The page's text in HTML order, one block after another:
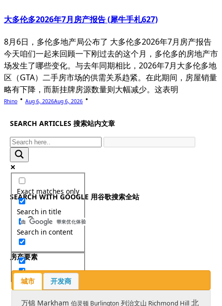
大多伦多2026年7月房产报告 (犀牛手札627)
8月6日，多伦多地产局公布了 大多伦多2026年7月房产报告
今天咱们一起来回顾一下刚过去的这个月，多伦多的房地产市
场发生了哪些变化。与去年同期相比，2026年7月大多伦多地
区（GTA）二手房市场的供需关系趋紧。在此期间，房屋销量
略有下降，而新挂牌房源数量则大幅减少。这表明
Rhino Aug 6, 2026Aug 6, 2026
SEARCH ARTICLES 搜索站内文章
Exact matches only
Search in title
Search in content
SEARCH WITH GOOGLE 用谷歌搜索全站
房产要素
城市 开发商
万锦 Markham 伯灵顿 Burlington 列治文山 Richmond Hill 北